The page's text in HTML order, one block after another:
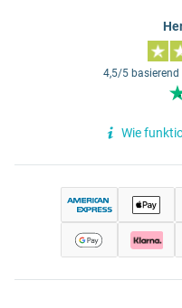
4,5/5
Wie